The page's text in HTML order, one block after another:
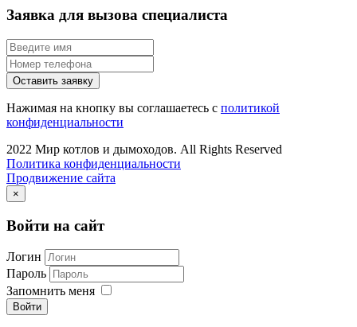
Заявка для вызова специалиста
Оставить заявку
Нажимая на кнопку вы соглашаетесь с политикой
конфиденциальности
2022 Мир котлов и дымоходов. All Rights Reserved
Политика конфиденциальности
Продвижение сайта
×
Войти на сайт
Логин
Пароль
Запомнить меня
Войти